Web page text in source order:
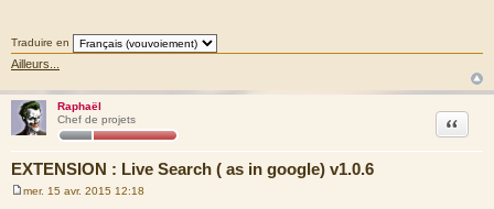
e
Traduire en
Ailleurs...
Raphaël
Chef de projets
EXTENSION : Live Search ( as in google) v1.0.6
Citation
mer. 15 avr. 2015 12:18